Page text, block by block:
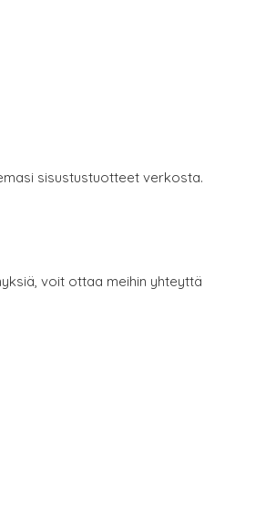
sisustustuotteet verkosta.
voit ottaa meihin yhteyttä